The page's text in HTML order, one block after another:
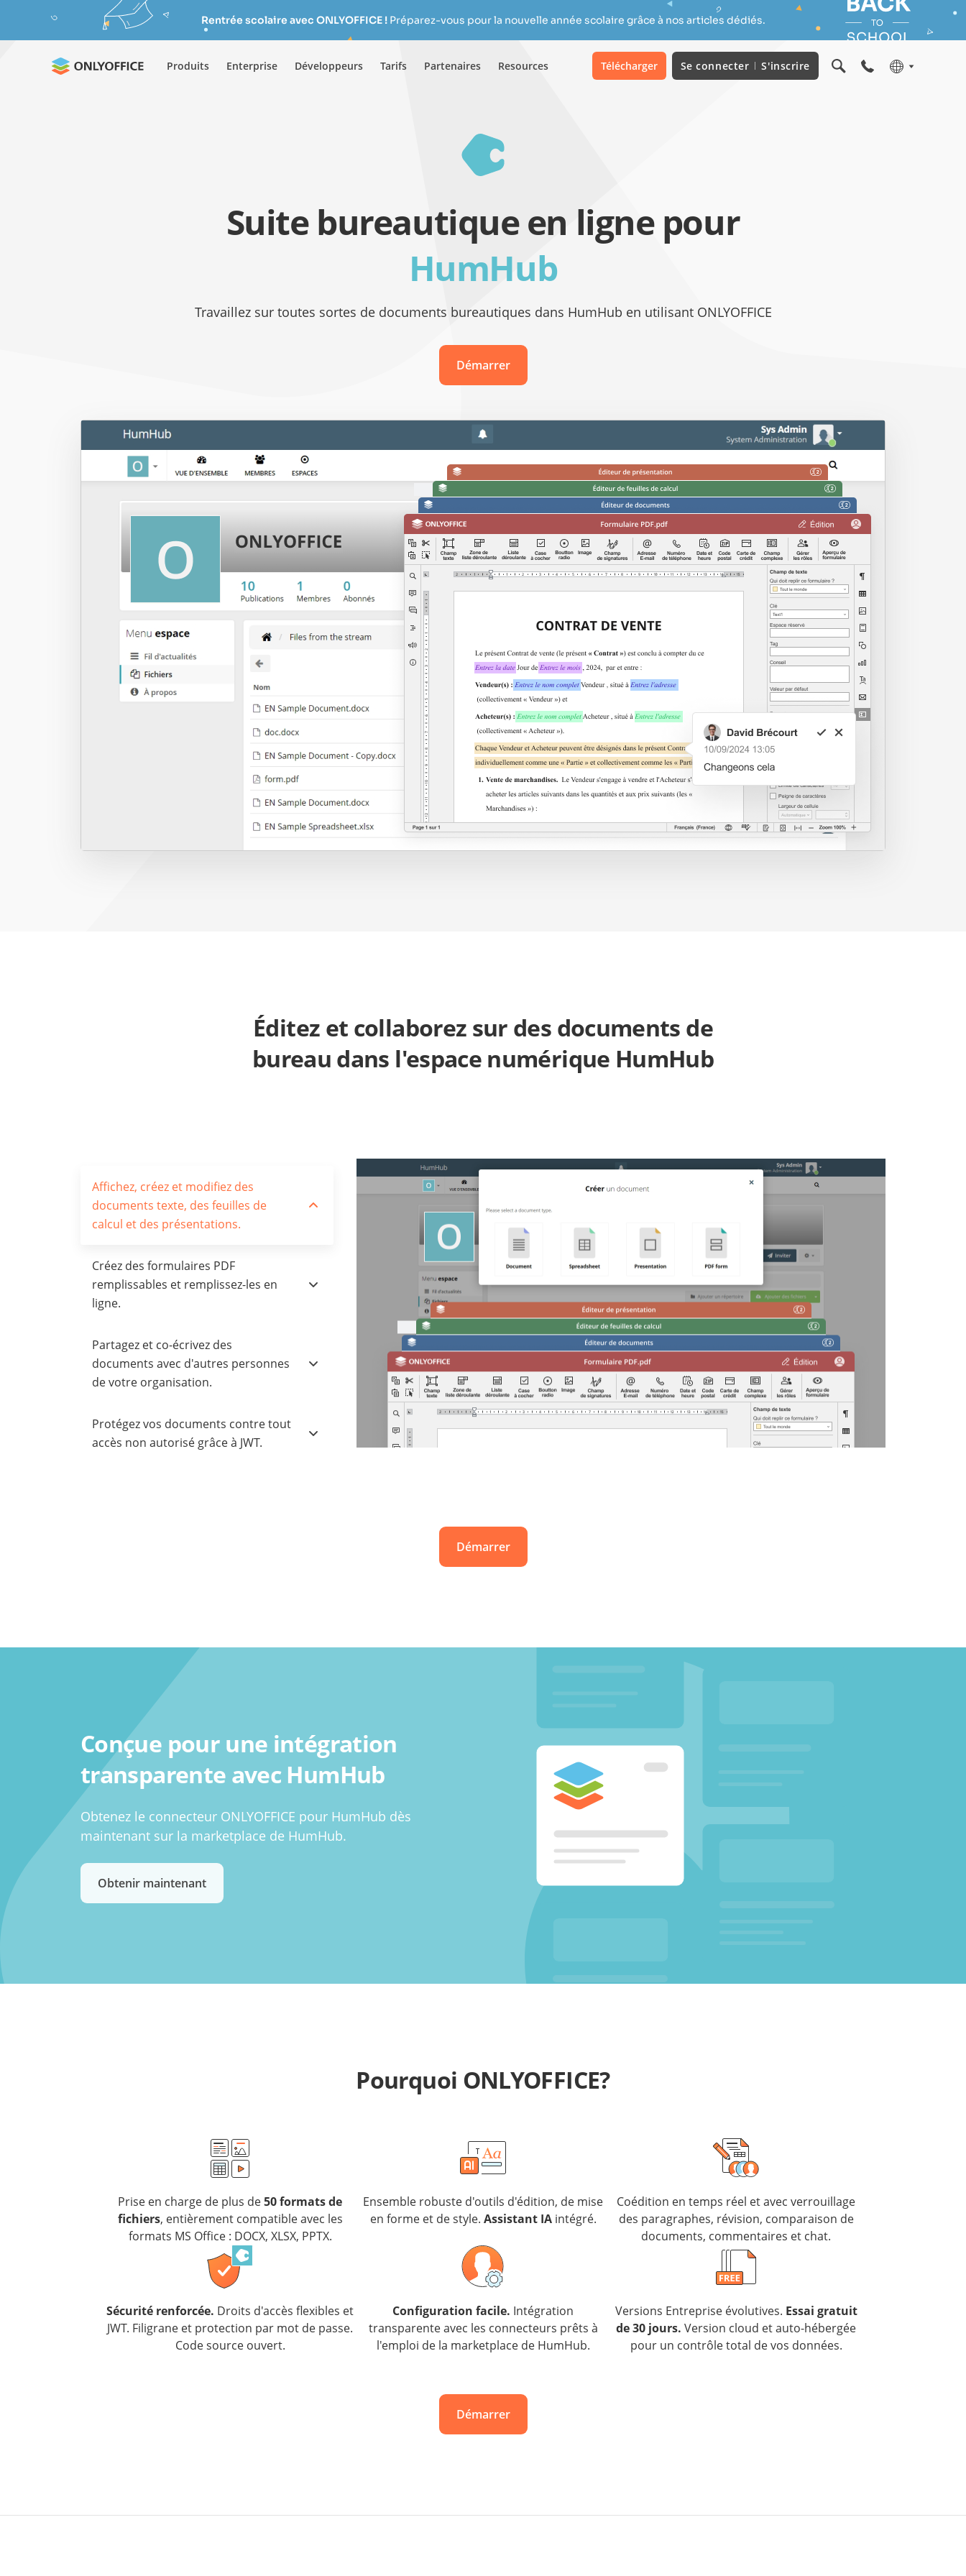
Rentrée scolaire avec ONLYOFFICE !Préparez-vous pour la nouvelle année scolaire grâce à nos articles dédiés.
Produits Enterprise Développeurs Tarifs Partenaires Resources Télécharger Se connecter S'inscrire
Suite bureautique en ligne pour
HumHub
Travaillez sur toutes sortes de documents bureautiques dans HumHub en utilisant ONLYOFFICE
Démarrer
Éditez et collaborez sur des documents de
bureau dans l'espace numérique HumHub
Affichez, créez et modifiez des
documents texte, des feuilles de
calcul et des présentations.
Créez des formulaires PDF
remplissables et remplissez-les en
ligne.
Partagez et co-écrivez des
documents avec d'autres personnes
de votre organisation.
Protégez vos documents contre tout
accès non autorisé grâce à JWT.
Démarrer
Conçue pour une intégration
transparente avec HumHub
Obtenez le connecteur ONLYOFFICE pour HumHub dès
maintenant sur la marketplace de HumHub.
Obtenir maintenant
Pourquoi ONLYOFFICE?
Prise en charge de plus de50 formats de
fichiers, entièrement compatible avec les
formats MS Office : DOCX, XLSX, PPTX.
Ensemble robuste d'outils d'édition, de mise
en forme et de style. Assistant IAintégré.
Coédition en temps réel et avec verrouillage
des paragraphes, révision, comparaison de
documents, commentaires et chat.
Sécurité renforcée. Droits d'accès flexibles et
JWT. Filigrane et protection par mot de passe.
Code source ouvert.
Configuration facile. Intégration
transparente avec les connecteurs prêts à
l'emploi de la marketplace de HumHub.
Versions Entreprise évolutives. Essai gratuit
de 30 jours. Version cloud et auto-hébergée
pour un contrôle total de vos données.
Démarrer